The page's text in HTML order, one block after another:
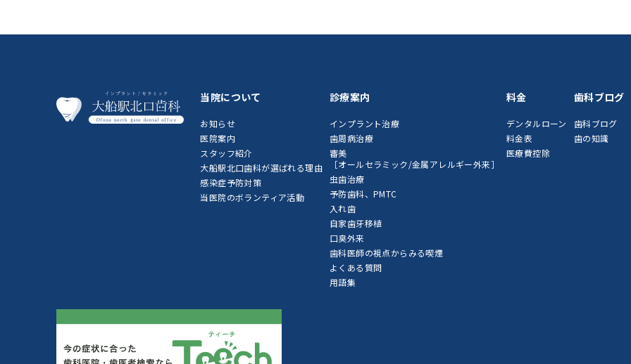
当院について
お知らせ
医院案内
スタッフ紹介
大船駅北口歯科が選ばれる理由
感染症予防対策
当医院のボランティア活動
診療案内
インプラント治療
歯周病治療
審美
［オールセラミック/金属アレルギー外来］
虫歯治療
予防歯科、PMTC
入れ歯
自家歯牙移植
口臭外来
歯科医師の視点からみる喫煙
よくある質問
用語集
料金
デンタルローン
料金表
医療費控除
歯科ブログ
歯科ブログ
歯の知識